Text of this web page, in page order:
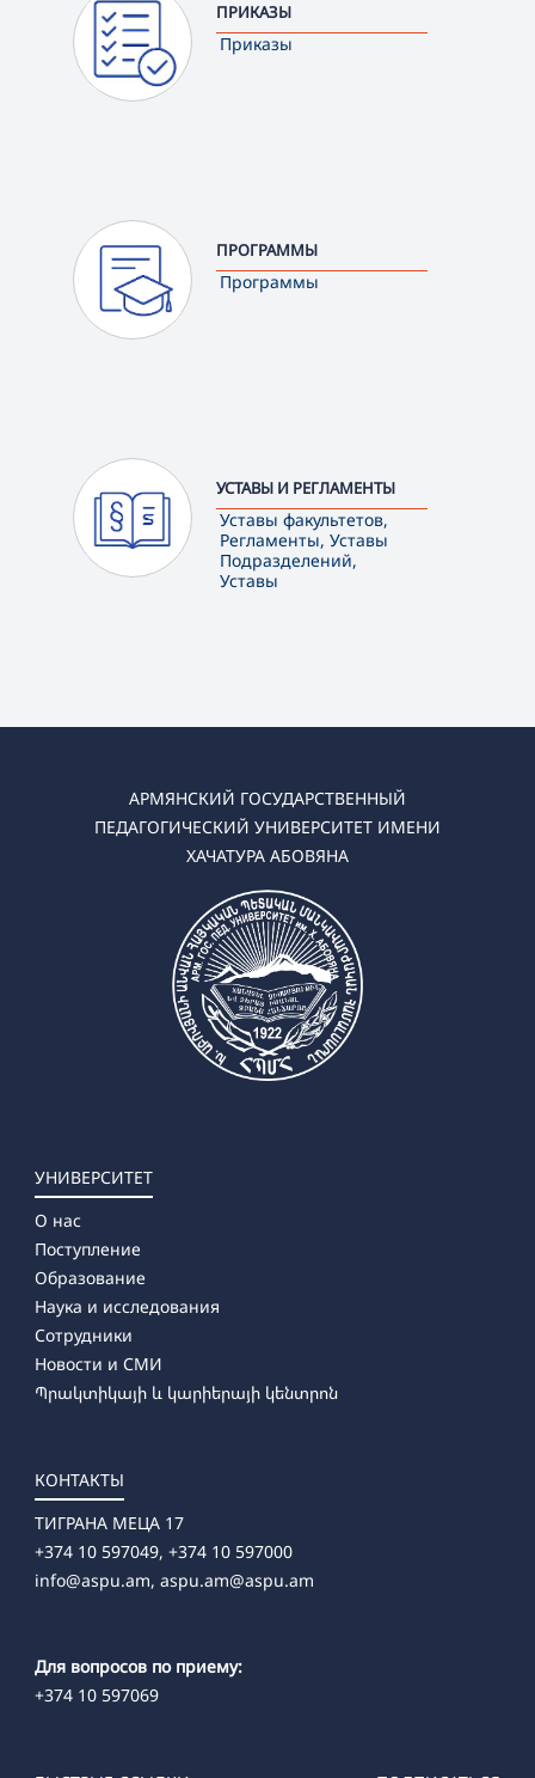
ПРИКАЗЫ
Приказы
ПРОГРАММЫ
Программы
УСТАВЫ И РЕГЛАМЕНТЫ
Уставы факультетов,
Регламенты, Уставы
Подразделений,
Уставы
АРМЯНСКИЙ ГОСУДАРСТВЕННЫЙ
ПЕДАГОГИЧЕСКИЙ УНИВЕРСИТЕТ ИМЕНИ
ХАЧАТУРА АБОВЯНА
УНИВЕРСИТЕТ
О нас
Поступление
Образование
Наука и исследования
Сотрудники
Новости и СМИ
Պրակտիկայի և կարիերայի կենտրոն
КОНТАКТЫ
ТИГРАНА МЕЦА 17
+374 10 597049, +374 10 597000
info@aspu.am, aspu.am@aspu.am
Для вопросов по приему:
+374 10 597069